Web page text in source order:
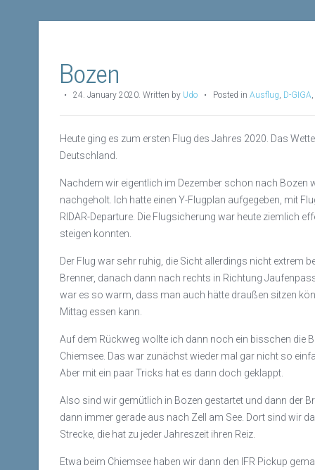
Bozen
• 24. January 2020. Written by Udo • Posted in Ausflug, D-GIGA,
Heute ging es zum ersten Flug des Jahres 2020. Das
Deutschland.
Nachdem wir eigentlich im Dezember schon nach Bozen
nachgeholt. Ich hatte einen Y-Flugplan aufgegeben, mit
RIDAR-Departure. Die Flugsicherung war heute ziemlich
steigen konnten.
Der Flug war sehr ruhig, die Sicht allerdings nicht
Brenner, danach dann nach rechts in Richtung
war es so warm, dass man auch hätte draußen sitzen
Mittag essen kann.
Auf dem Rückweg wollte ich dann noch ein bisschen die
Chiemsee. Das war zunächst wieder mal gar nicht so
Aber mit ein paar Tricks hat es dann doch geklappt.
Also sind wir gemütlich in Bozen gestartet und dann der
dann immer gerade aus nach Zell am See. Dort sind wir
Strecke, die hat zu jeder Jahreszeit ihren Reiz.
Etwa beim Chiemsee haben wir dann den IFR Pickup